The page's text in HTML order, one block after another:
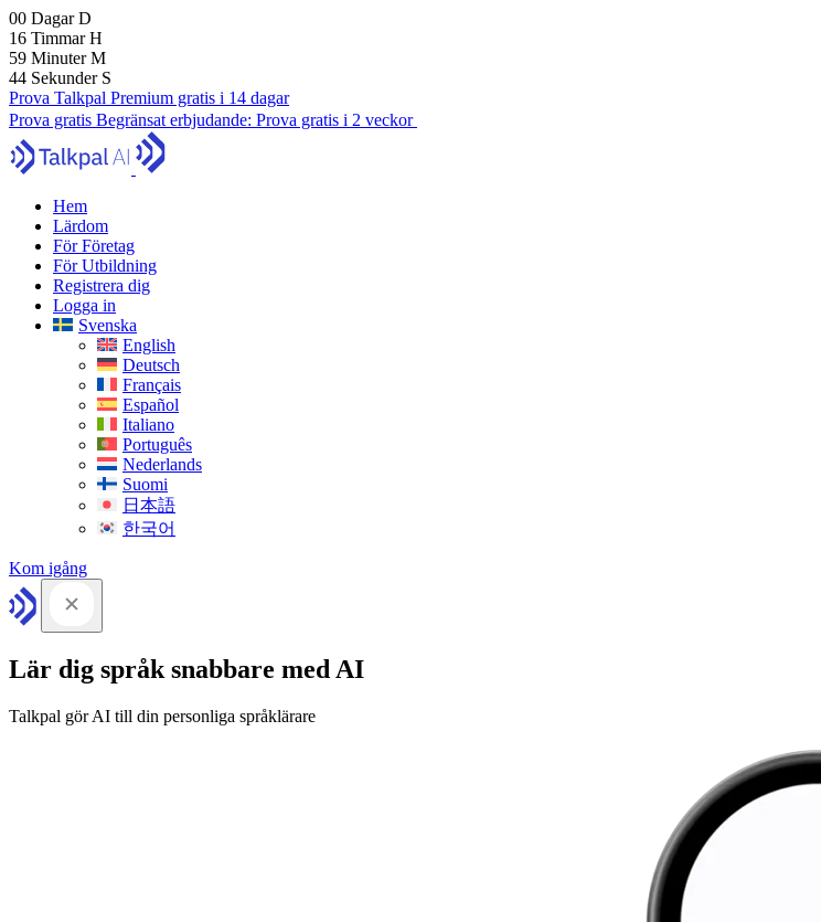
00 DagarD
16 TimmarH
59 MinuterM
43 Sekunder S
Prova Talkpal Premium gratis i 14 dagar
Prova gratis Begränsat erbjudande: Prova gratis i 2 veckor
Hem
Lärdom
För Företag
För Utbildning
Registrera dig
Logga in
Svenska
English
Deutsch
Français
Español
Italiano
Português
Nederlands
Suomi
日本語
한국어
Kom igång
Lär dig språk snabbare med AI
Talkpal gör AI till din personliga språklärare